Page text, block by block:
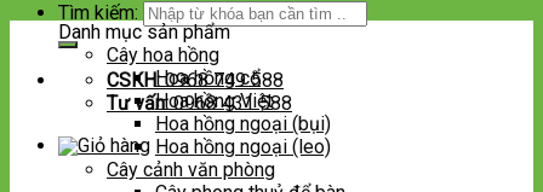
Tìm kiếm:
CSKH:0968 749 588
Tư vấn:0968 431 588
Danh mục sản phẩm
Cây hoa hồng
Hoa hồng cổ
Hoa hồng Việt
Hoa hồng ngoại (bụi)
Hoa hồng ngoại (leo)
Cây cảnh văn phòng